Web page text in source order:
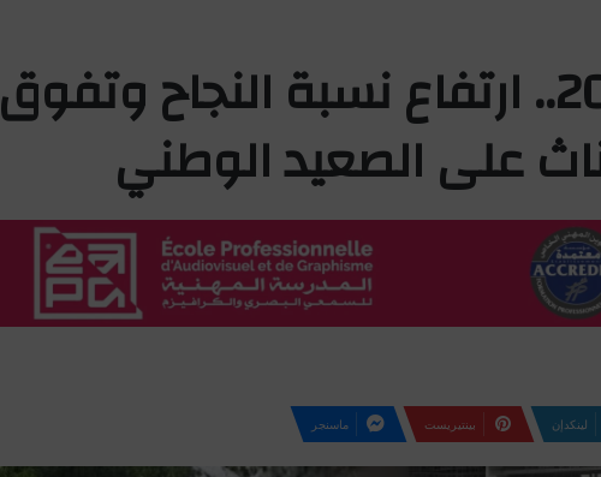
بكالوريا 2026.. ارتفاع نسبة النجاح وتفوق
على الصعيد الوطني
لينكدإن بينتيريست ماسنجر